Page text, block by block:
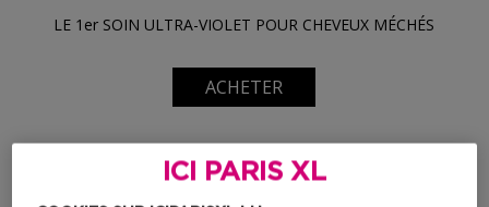
LE 1er SOIN ULTRA-VIOLET POUR CHEVEUX MÉCHÉS
ACHETER
ICI PARIS XL